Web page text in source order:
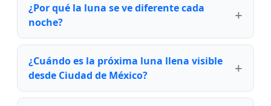
¿Por qué la luna se ve diferente cada
noche?
¿Cuándo es la próxima luna llena visible
desde Ciudad de México?